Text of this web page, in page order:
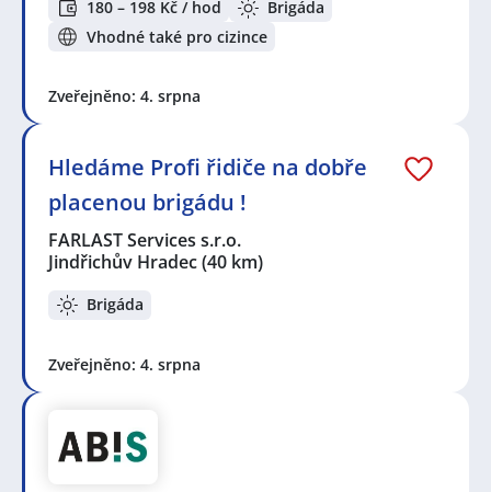
180 – 198 Kč / hod
Brigáda
Vhodné také pro cizince
Zveřejněno: 4. srpna
Hledáme Profi řidiče na dobře
placenou brigádu !
FARLAST Services s.r.o.
Jindřichův Hradec(40 km)
Brigáda
Zveřejněno: 4. srpna